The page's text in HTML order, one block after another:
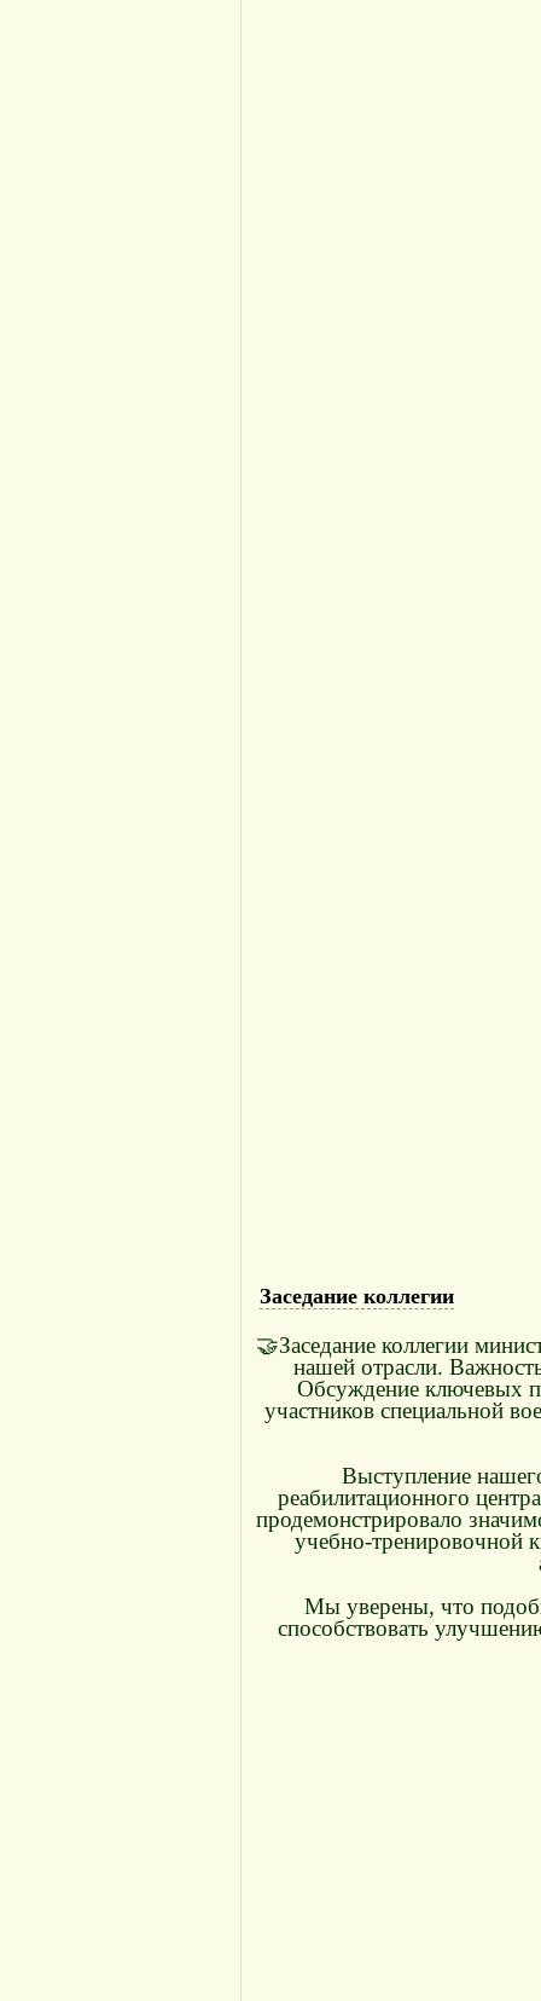
Заседание коллегии
🤝Заседание коллегии
нашей отрасли.
Обсуждение ключевых
участников специальной
Выступление
реабилитационного
продемонстрировало
учебно-тренировочной
Мы уверены, что
способствовать